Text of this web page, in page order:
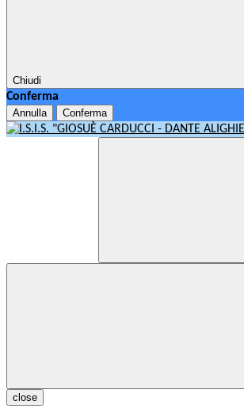
Chiudi
Conferma
Annulla Conferma
close